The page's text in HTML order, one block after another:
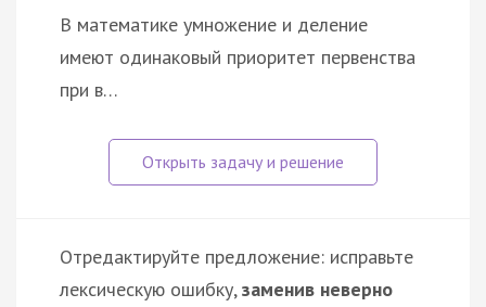
В математике умножение и деление
имеют одинаковый приоритет первенства
при в…
Отредактируйте предложение: исправьте
лексическую ошибку,заменив неверно